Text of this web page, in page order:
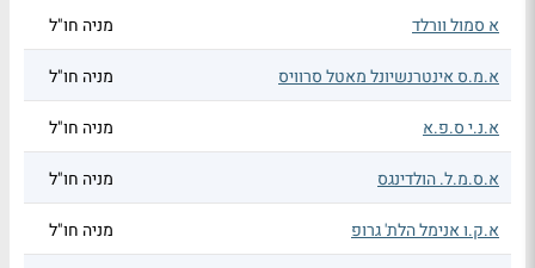
א סמול וורלד מניה חו"ל
א.מ.ס אינטרנשיונל מאטל סרוויס מניה חו"ל
א.נ.י ס.פ.א מניה חו"ל
א.ס.מ.ל. הולדינגס מניה חו"ל
א.ק.ו אנימל הלת' גרופ מניה חו"ל